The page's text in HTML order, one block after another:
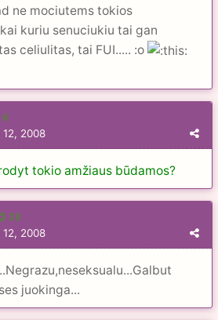
ne mociutems tokios
kuriu senuciukiu tai gan
celiulitas, tai FUI..... :o
6
12, 2008
tokio amžiaus būdamos?
28
12, 2008
juokinga...